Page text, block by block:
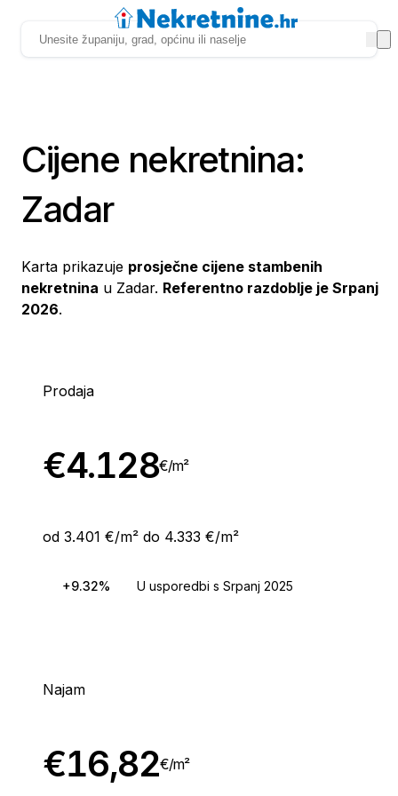
Cijene nekretnina:
Zadar
Karta prikazuje prosječne cijene stambenih
nekretnina u Zadar. Referentno razdoblje je Srpanj
2026.
Prodaja
€4.128€/m²
od 3.401 €/m² do 4.333 €/m²
+9.32% U usporedbi s Srpanj 2025
Najam
€16,82€/m²